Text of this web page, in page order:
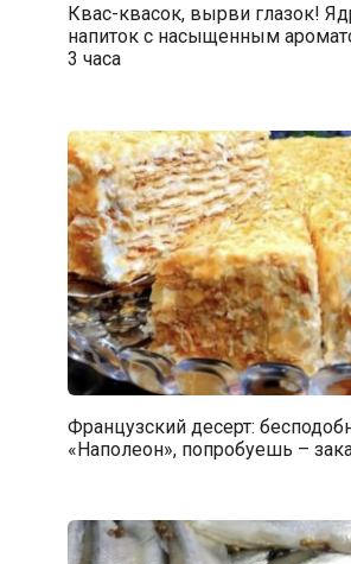
Квас-квасок, вырви глазок!
напиток с насыщенным
3 часа
Французский десерт:
«Наполеон», попробуешь –